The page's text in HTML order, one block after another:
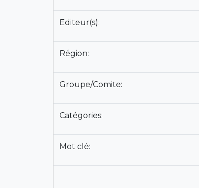
Editeur(s):
Région:
Groupe/Comite:
Catégories:
Mot clé: